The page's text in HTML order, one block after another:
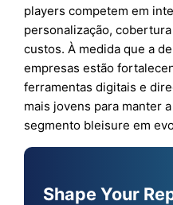
players competem em
personalização,
custos. À medida que a
empresas estão
ferramentas digitais e
mais jovens para manter
segmento bleisure em
Shape Your